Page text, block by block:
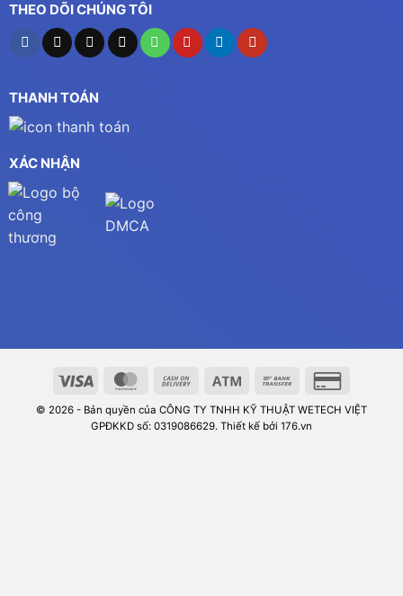
THEO DÕI CHÚNG TÔI
THANH TOÁN
XÁC NHẬN
© 2026 - Bản quyền của CÔNG TY TNHH KỸ THUẬT WETECH VIỆT
GPĐKKD số: 0319086629. Thiết kế bởi 176.vn